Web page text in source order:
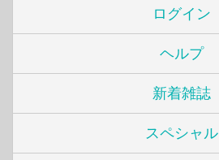
ログイン
ヘルプ
新着雑誌
スペシャル